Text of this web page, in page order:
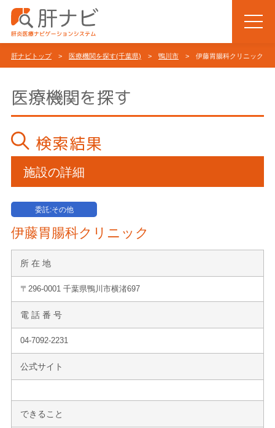
肝ナビトップ> 医療機関を探す(千葉県) > 鴨川市 > 伊藤胃腸科クリニック
医療機関を探す
検索結果
施設の詳細
委託:その他
伊藤胃腸科クリニック
所 在 地
〒296-0001 千葉県鴨川市横渚697
電 話 番 号
04-7092-2231
公式サイト
できること